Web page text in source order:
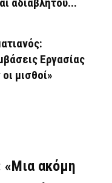
Εργασίας
μισθοί»
«Μια ακόμη